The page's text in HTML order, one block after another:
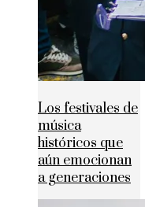
Los festivales de
música
históricos que
aún emocionan
a generaciones